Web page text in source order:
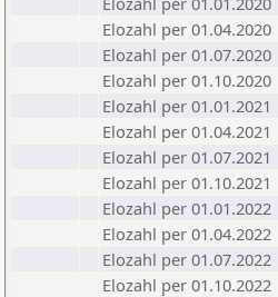
Elozahl per 01.04.2020
Elozahl per 01.07.2020
Elozahl per 01.10.2020
Elozahl per 01.01.2021
Elozahl per 01.04.2021
Elozahl per 01.07.2021
Elozahl per 01.10.2021
Elozahl per 01.01.2022
Elozahl per 01.04.2022
Elozahl per 01.07.2022
Elozahl per 01.10.2022